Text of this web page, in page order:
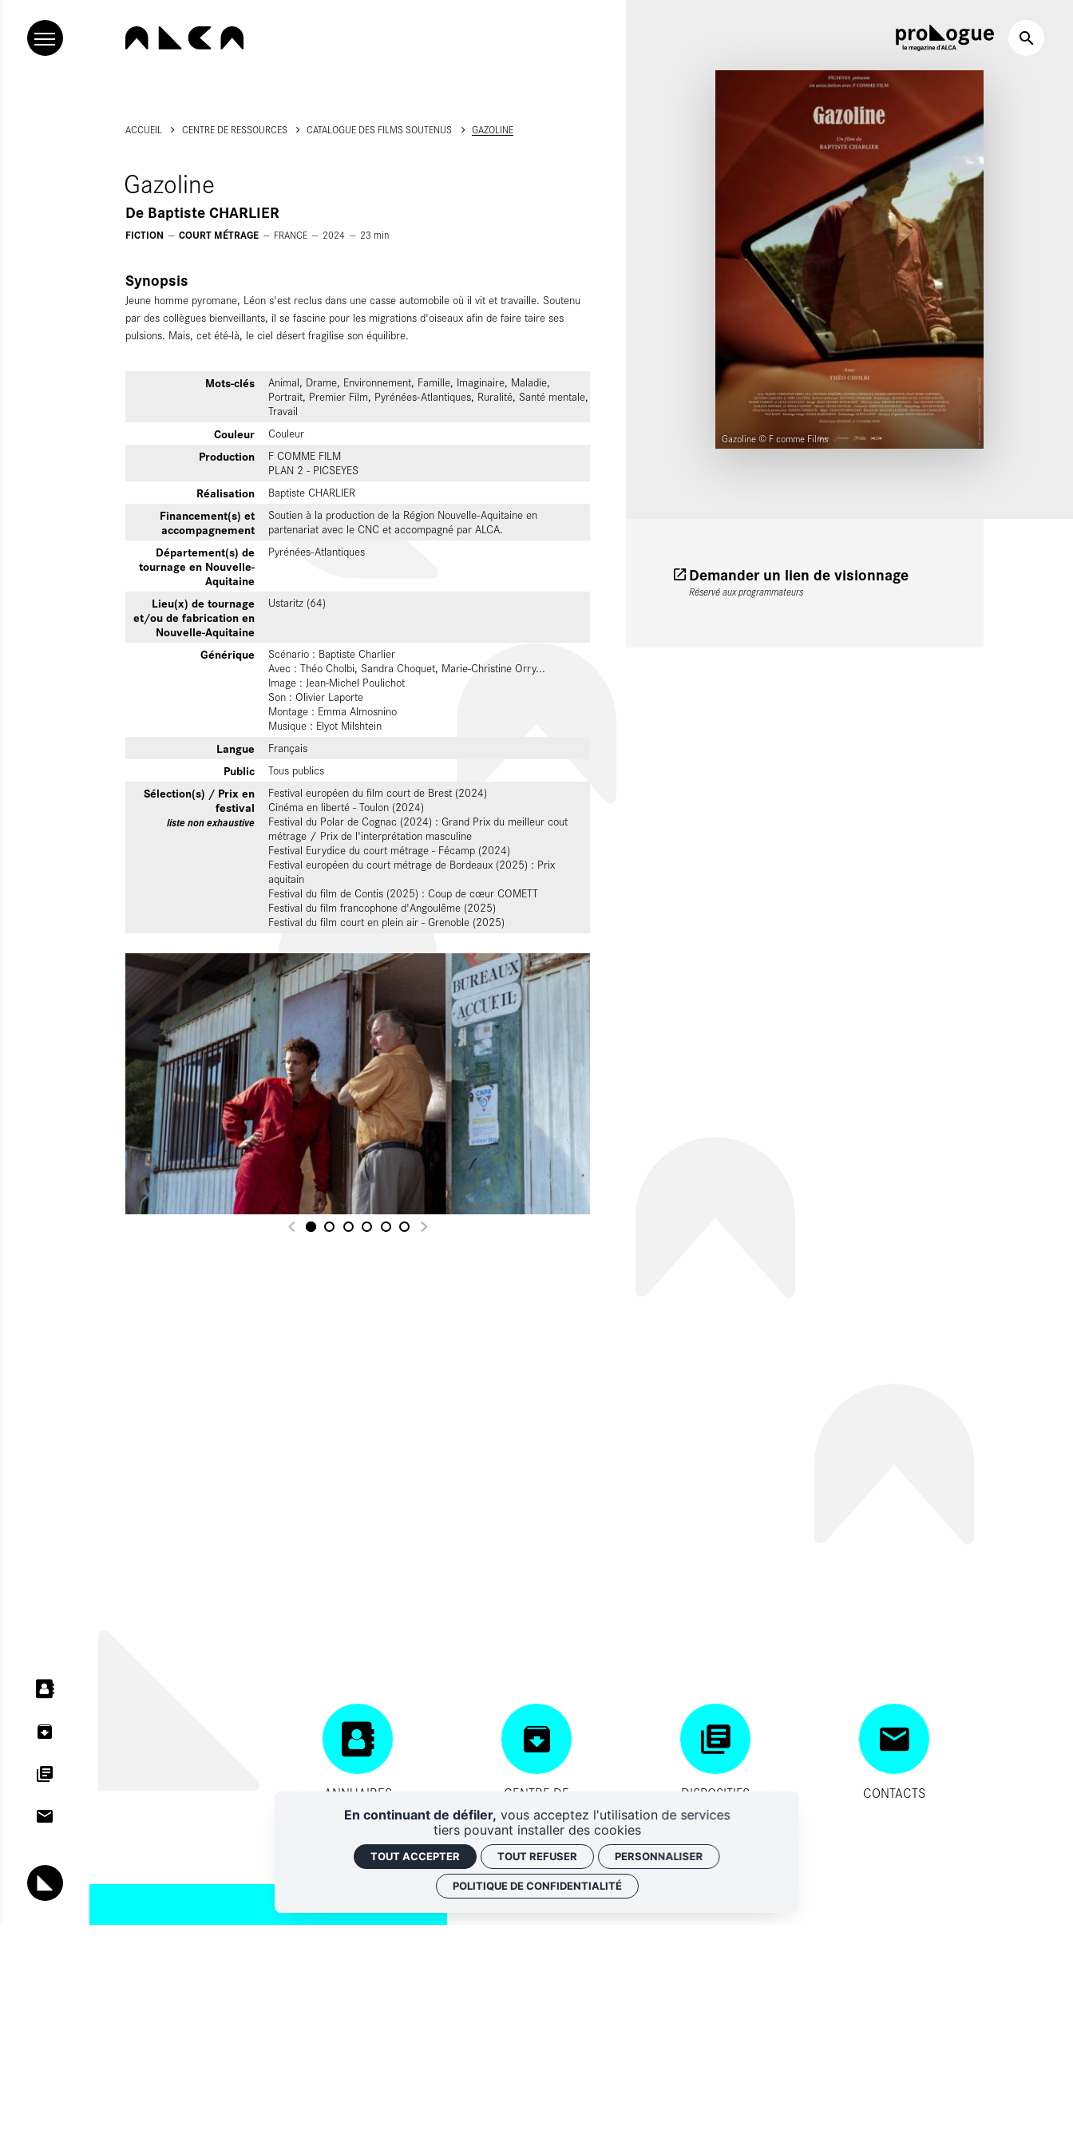
Gazoline © F comme Films
ACCUEIL CENTRE DE RESSOURCES CATALOGUE DES FILMS SOUTENUS GAZOLINE
Gazoline
De Baptiste CHARLIER
FICTION COURT MÉTRAGE FRANCE 2024 23 min
Synopsis
Jeune homme pyromane, Léon s'est reclus dans une casse automobile où il vit et travaille. Soutenu
par des collègues bienveillants, il se fascine pour les migrations d'oiseaux afin de faire taire ses
pulsions. Mais, cet été-là, le ciel désert fragilise son équilibre.
Mots-clés
Animal, Drame, Environnement, Famille, Imaginaire, Maladie,
Portrait, Premier Film, Pyrénées-Atlantiques, Ruralité, Santé mentale,
Travail
Couleur Couleur
Production
F COMME FILM
PLAN 2 - PICSEYES
Réalisation Baptiste CHARLIER
Financement(s) et
accompagnement
Soutien à la production de la Région Nouvelle-Aquitaine en
partenariat avec le CNC et accompagné par ALCA.
Département(s) de
tournage en Nouvelle-
Aquitaine
Pyrénées-Atlantiques
Lieu(x) de tournage
et/ou de fabrication en
Nouvelle-Aquitaine
Ustaritz (64)
Générique
Scénario : Baptiste Charlier
Avec : Théo Cholbi, Sandra Choquet, Marie-Christine Orry...
Image : Jean-Michel Poulichot
Son : Olivier Laporte
Montage : Emma Almosnino
Musique : Elyot Milshtein
Langue Français
Public Tous publics
Sélection(s) / Prix en
festival
liste non exhaustive
Festival européen du film court de Brest (2024)
Cinéma en liberté - Toulon (2024)
Festival du Polar de Cognac (2024) : Grand Prix du meilleur cout
métrage / Prix de l'interprétation masculine
Festival Eurydice du court métrage - Fécamp (2024)
Festival européen du court métrage de Bordeaux (2025) : Prix
aquitain
Festival du film de Contis (2025) : Coup de cœur COMETT
Festival du film francophone d'Angoulême (2025)
Festival du film court en plein air - Grenoble (2025)
Demander un lien de visionnage
Réservé aux programmateurs
ANNUAIRES
CENTRE DE
RESSOURCES
DISPOSITIFS
D'AIDES
CONTACTS
Lettres d'information
En continuant de défiler, vous acceptez l'utilisation de services
tiers pouvant installer des cookies
TOUT ACCEPTER TOUT REFUSER PERSONNALISER
POLITIQUE DE CONFIDENTIALITÉ